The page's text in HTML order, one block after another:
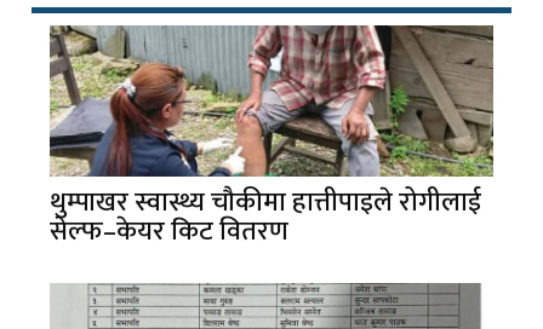
थुम्पाखर स्वास्थ्य चौकीमा हात्तीपाइले रोगीलाई
सेल्फ–केयर किट वितरण